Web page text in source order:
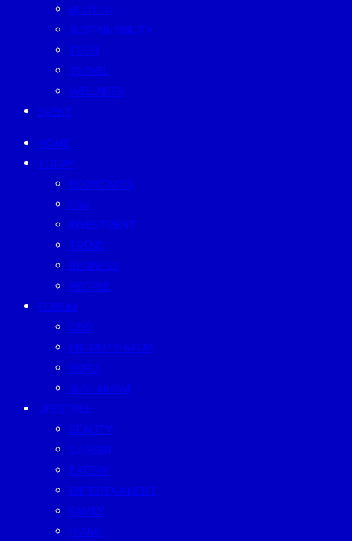
MUTELU
SUSTAINABILITY
TECH
TRAVEL
WELLNESS
EVENT
HOME
TODAY
ECONOMICS
ESG
INVESTMENT
TREND
BUSINESS
PEOPLE
FORUM
CEO
ENTREPRENEUR
GURU
SUSTAINISM
LIFESTYLE
BEAUTY
CAREER
EATERY
ENTERTAINMENT
FAMILY
LIVING